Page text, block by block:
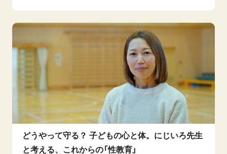
どうやって守る？ 子どもの心と体。にじいろ先生
と考える、これからの「性教育」